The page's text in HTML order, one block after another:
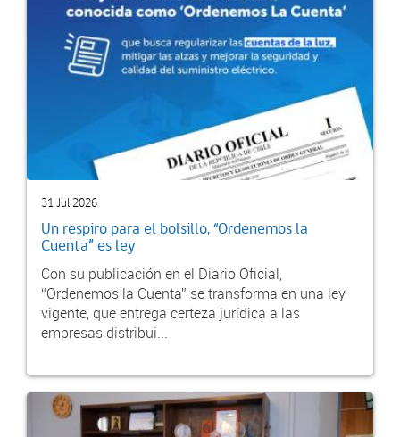
31 Jul 2026
Un respiro para el bolsillo, “Ordenemos la
Cuenta” es ley
Con su publicación en el Diario Oficial,
“Ordenemos la Cuenta” se transforma en una ley
vigente, que entrega certeza jurídica a las
empresas distribui...